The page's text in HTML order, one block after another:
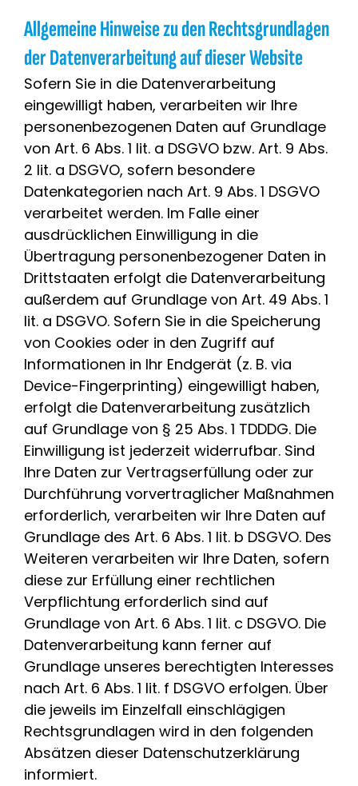
Allgemeine Hinweise zu den Rechtsgrundlagen
der Datenverarbeitung auf dieser Website
Sofern Sie in die Datenverarbeitung
eingewilligt haben, verarbeiten wir Ihre
personenbezogenen Daten auf Grundlage
von Art. 6 Abs. 1 lit. a DSGVO bzw. Art. 9 Abs.
2 lit. a DSGVO, sofern besondere
Datenkategorien nach Art. 9 Abs. 1 DSGVO
verarbeitet werden. Im Falle einer
ausdrücklichen Einwilligung in die
Übertragung personenbezogener Daten in
Drittstaaten erfolgt die Datenverarbeitung
außerdem auf Grundlage von Art. 49 Abs. 1
lit. a DSGVO. Sofern Sie in die Speicherung
von Cookies oder in den Zugriff auf
Informationen in Ihr Endgerät (z. B. via
Device-Fingerprinting) eingewilligt haben,
erfolgt die Datenverarbeitung zusätzlich
auf Grundlage von § 25 Abs. 1 TDDDG. Die
Einwilligung ist jederzeit widerrufbar. Sind
Ihre Daten zur Vertragserfüllung oder zur
Durchführung vorvertraglicher Maßnahmen
erforderlich, verarbeiten wir Ihre Daten auf
Grundlage des Art. 6 Abs. 1 lit. b DSGVO. Des
Weiteren verarbeiten wir Ihre Daten, sofern
diese zur Erfüllung einer rechtlichen
Verpflichtung erforderlich sind auf
Grundlage von Art. 6 Abs. 1 lit. c DSGVO. Die
Datenverarbeitung kann ferner auf
Grundlage unseres berechtigten Interesses
nach Art. 6 Abs. 1 lit. f DSGVO erfolgen. Über
die jeweils im Einzelfall einschlägigen
Rechtsgrundlagen wird in den folgenden
Absätzen dieser Datenschutzerklärung
informiert.